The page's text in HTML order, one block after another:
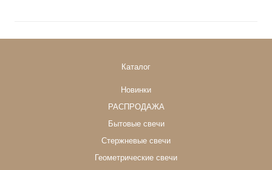
Каталог
Новинки
РАСПРОДАЖА
Бытовые свечи
Стержневые свечи
Геометрические свечи